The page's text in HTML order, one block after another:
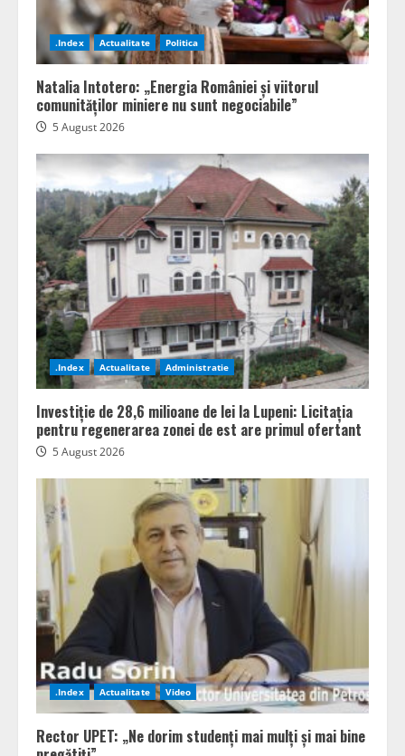
.Index Actualitate Politica
Natalia Intotero: „Energia României și viitorul
comunităților miniere nu sunt negociabile”
5 August 2026
.Index Actualitate Administratie
Investiție de 28,6 milioane de lei la Lupeni: Licitația
pentru regenerarea zonei de est are primul ofertant
5 August 2026
.Index Actualitate Video
Rector UPET: „Ne dorim studenți mai mulți și mai bine